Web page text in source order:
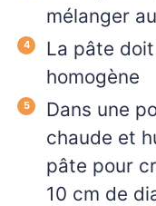
mélanger
La pâte
homogène
Dans une
chaude et
pâte pour
10 cm de